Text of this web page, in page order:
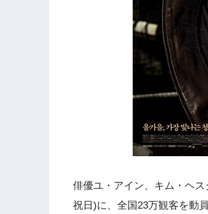
俳優ユ・アイン、キム・ヘ
祝日)に、全国23万観客を動